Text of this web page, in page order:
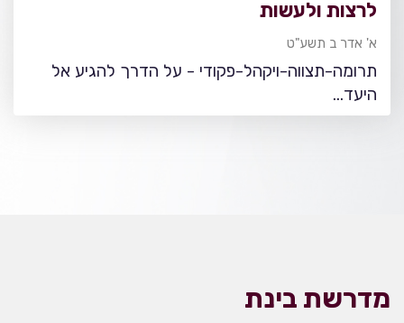
לרצות ולעשות
א' אדר ב תשע"ט
תרומה-תצווה-ויקהל-פקודי - על הדרך להגיע אל
היעד...
מדרשת בינת